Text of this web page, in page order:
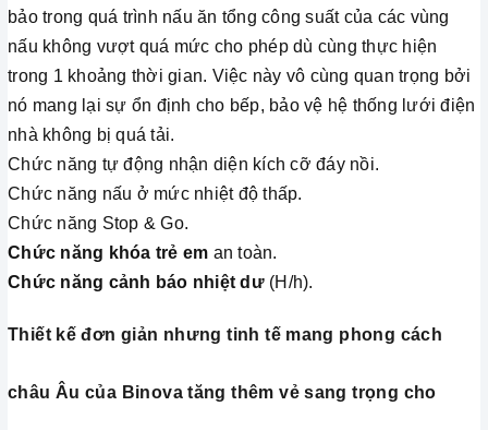
bảo trong quá trình nấu ăn tổng công suất của các vùng
nấu không vượt quá mức cho phép dù cùng thực hiện
trong 1 khoảng thời gian. Việc này vô cùng quan trọng bởi
nó mang lại sự ổn định cho bếp, bảo vệ hệ thống lưới điện
nhà không bị quá tải.
Chức năng tự động nhận diện kích cỡ đáy nồi.
Chức năng nấu ở mức nhiệt độ thấp.
Chức năng Stop & Go.
Chức năng khóa trẻ em an toàn.
Chức năng cảnh báo nhiệt dư(H/h).
Thiết kế đơn giản nhưng tinh tế mang phong cách
châu Âu của Binova tăng thêm vẻ sang trọng cho